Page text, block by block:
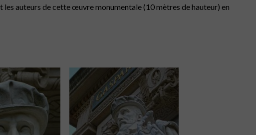
auteurs de cette œuvre monumentale (10 mètres de hauteur) en